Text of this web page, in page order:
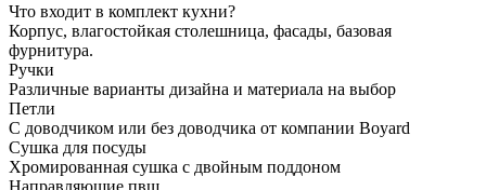
Что входит в комплект кухни?
Корпус, влагостойкая столешница, фасады, базовая
фурнитура.
Ручки
Различные варианты дизайна и материала на выбор
Петли
С доводчиком или без доводчика от компании Boyard
Сушка для посуды
Хромированная сушка с двойным поддоном
Направляющие пвш